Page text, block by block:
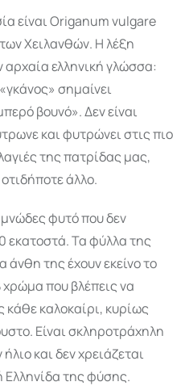
είναι Origanum vulgare
Χειλανθών. Η λέξη
αρχαία ελληνική γλώσσα:
σημαίνει
βουνό». Δεν είναι
και φυτρώνει στις πιο
της πατρίδας μας,
άλλο.
φυτό που δεν
εκατοστά. Τα φύλλα της
άνθη της έχουν εκείνο το
που βλέπεις να
κάθε καλοκαίρι, κυρίως
Είναι σκληροτράχηλη
και δεν χρειάζεται
Ελληνίδα της φύσης.